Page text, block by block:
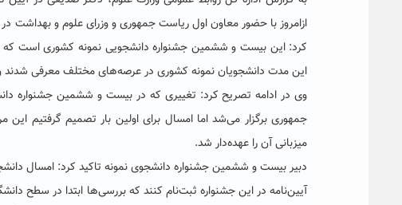
ازامروز با حضور معاون اول ریاست جمهوری و وزرای علوم و بهداشت
این مدت دانشجویان نمونه کشوری در عرصه‌های مختلف معرفی شدند و امروز نیز ۴۰ دانشجو به عنوان دانشجوی نمونه
وی در ادامه تصریح کرد: تغییری که در بیست و ششمین جشنواره
جمهوری برگزار می‌شد اما امسال برای اولین بار تصمیم گرفتیم
میزبانی آن را عهده‌دار شد.
دبیر بیست و ششمین جشنواره دانشجوی نمونه تاکید کرد: امسال
آیین‌نامه در این جشنواره ثبت‌نام کنند که بررسی‌ها ابتدا در سطح